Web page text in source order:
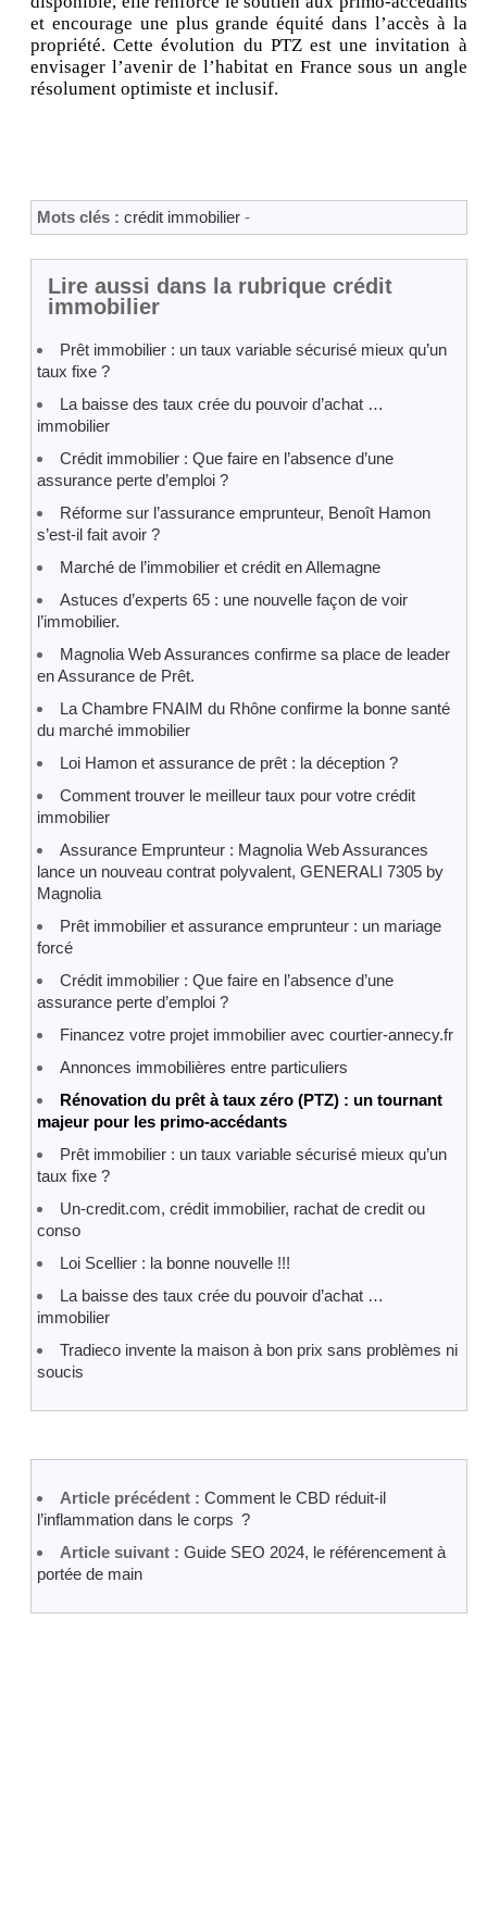
et encourage une plus grande équité dans l’accès à la
propriété. Cette évolution du PTZ est une invitation à
envisager l’avenir de l’habitat en France sous un angle
résolument optimiste et inclusif.
Mots clés : crédit immobilier -
Lire aussi dans la rubrique crédit
immobilier
Prêt immobilier : un taux variable sécurisé mieux qu’un
taux fixe ?
La baisse des taux crée du pouvoir d’achat …
immobilier
Crédit immobilier : Que faire en l’absence d’une
assurance perte d’emploi ?
Réforme sur l’assurance emprunteur, Benoît Hamon
s’est-il fait avoir ?
Marché de l’immobilier et crédit en Allemagne
Astuces d’experts 65 : une nouvelle façon de voir
l’immobilier.
Magnolia Web Assurances confirme sa place de leader
en Assurance de Prêt.
La Chambre FNAIM du Rhône confirme la bonne santé
du marché immobilier
Loi Hamon et assurance de prêt : la déception ?
Comment trouver le meilleur taux pour votre crédit
immobilier
Assurance Emprunteur : Magnolia Web Assurances
lance un nouveau contrat polyvalent, GENERALI 7305 by
Magnolia
Prêt immobilier et assurance emprunteur : un mariage
forcé
Crédit immobilier : Que faire en l’absence d’une
assurance perte d’emploi ?
Financez votre projet immobilier avec courtier-annecy.fr
Annonces immobilières entre particuliers
Rénovation du prêt à taux zéro (PTZ) : un tournant
majeur pour les primo-accédants
Prêt immobilier : un taux variable sécurisé mieux qu’un
taux fixe ?
Un-credit.com, crédit immobilier, rachat de credit ou
conso
Loi Scellier : la bonne nouvelle !!!
La baisse des taux crée du pouvoir d’achat …
immobilier
Tradieco invente la maison à bon prix sans problèmes ni
soucis
Article précédent : Comment le CBD réduit-il
l’inflammation dans le corps ?
Article suivant : Guide SEO 2024, le référencement à
portée de main